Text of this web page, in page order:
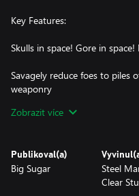
Key Features:
Skulls in space! Gore in
Savagely reduce foes to piles
weaponry
Explore a diverse range of
Dominate ranks of deadly
the grotesque (and some that
Zobrazit více
Publikoval(a)
Big Sugar
Steel
Clear